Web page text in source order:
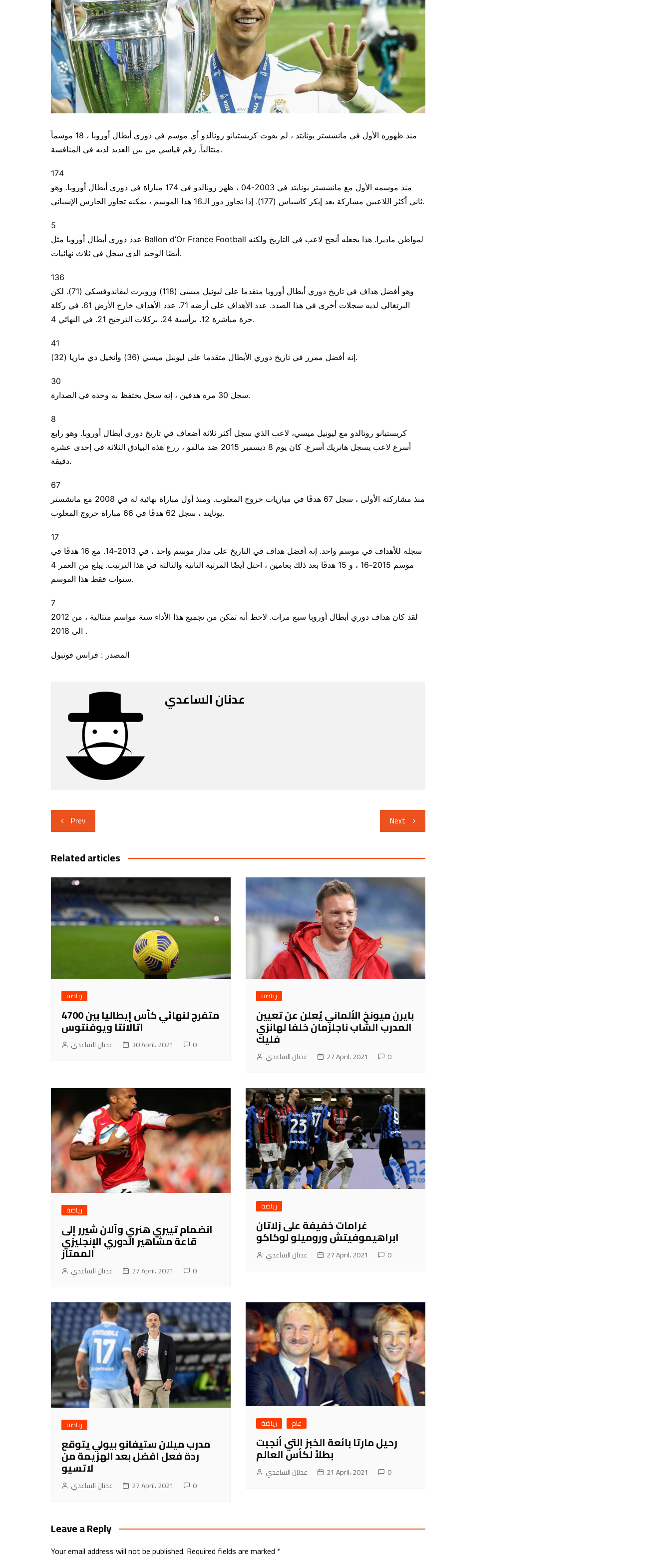
منذ ظهوره الأول في مانشستر يونايتد ، لم يفوت كريستيانو رونالدو أي موسم في دوري أبطال أوروبا ، 18 موسماً
متتالياً. رقم قياسي من بين العديد لديه في المنافسة.
174
منذ موسمه الأول مع مانشستر يونايتد في 2003-04 ، ظهر رونالدو في 174 مباراة في دوري أبطال أوروبا. وهو
ثاني أكثر اللاعبين مشاركة بعد إيكر كاسياس (177). إذا تجاوز دور الـ16 هذا الموسم ، يمكنه تجاوز الحارس الإسباني.
5
عدد دوري أبطال أوروبا مثل Ballon d’Or France Football لمواطن ماديرا. هذا يجعله أنجح لاعب في التاريخ ولكنه
أيضًا الوحيد الذي سجل في ثلاث نهائيات.
136
وهو أفضل هداف في تاريخ دوري أبطال أوروبا متقدما على ليونيل ميسي (118) وروبرت ليفاندوفسكي (71). لكن
البرتغالي لديه سجلات أخرى في هذا الصدد. عدد الأهداف على أرضه 71. عدد الأهداف خارج الأرض 61. في ركلة
حرة مباشرة 12. برأسية 24. بركلات الترجيح 21. في النهائي 4.
41
إنه أفضل ممرر في تاريخ دوري الأبطال متقدما على ليونيل ميسي (36) وأنخيل دي ماريا (32).
30
سجل 30 مرة هدفين ، إنه سجل يحتفظ به وحده في الصدارة.
8
كريستيانو رونالدو مع ليونيل ميسي، لاعب الذي سجل أكثر ثلاثة أضعاف في تاريخ دوري أبطال أوروبا. وهو رابع
أسرع لاعب يسجل هاتريك أسرع. كان يوم 8 ديسمبر 2015 ضد مالمو ، زرع هذه البيادق الثلاثة في إحدى عشرة
دقيقة.
67
منذ مشاركته الأولى ، سجل 67 هدفًا في مباريات خروج المغلوب. ومنذ أول مباراة نهائية له في 2008 مع مانشستر
يونايتد ، سجل 62 هدفًا في 66 مباراة خروج المغلوب.
17
سجله للأهداف في موسم واحد. إنه أفضل هداف في التاريخ على مدار موسم واحد ، في 2013-14. مع 16 هدفًا في
موسم 2015-16 ، و 15 هدفًا بعد ذلك بعامين ، احتل أيضًا المرتبة الثانية والثالثة في هذا الترتيب. يبلغ من العمر 4
سنوات فقط هذا الموسم.
7
لقد كان هداف دوري أبطال أوروبا سبع مرات. لاحظ أنه تمكن من تجميع هذا الأداء ستة مواسم متتالية ، من 2012
الى 2018 .
المصدر : فرانس فوتبول
عدنان الساعدي
Post
navigation
Prev Next
Related articles
رياضة
4700 متفرج لنهائي كأس إيطاليا بين
اتالانتا ويوفنتوس
عدنان الساعدي 30 April، 2021 0
رياضة
بايرن ميونخ الألماني يُعلن عن تعيين
المدرب الشاب ناجلزمان خلفاً لهانزي
فليك
عدنان الساعدي 27 April، 2021 0
رياضة
انضمام تييري هنري وآلان شيرر إلى
قاعة مشاهير الدوري الإنجليزي
الممتاز
عدنان الساعدي 27 April، 2021 0
رياضة
غرامات خفيفة على زلاتان
ابراهيموفيتش وروميلو لوكاكو
عدنان الساعدي 27 April، 2021 0
رياضة
مدرب ميلان ستيفانو بيولي يتوقع
ردة فعل افضل بعد الهزيمة من
لاتسيو
عدنان الساعدي 27 April، 2021 0
رياضة عام
رحيل مارتا بائعة الخبز التي أنجبت
بطلاً لكأس العالم
عدنان الساعدي 21 April، 2021 0
Leave a Reply
Your email address will not be published. Required fields are marked *